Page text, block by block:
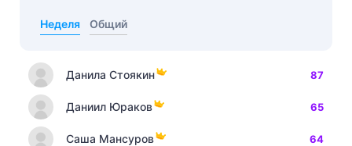
Неделя Общий
Данила Стоякин 87
Даниил Юраков 65
Саша Мансуров 64